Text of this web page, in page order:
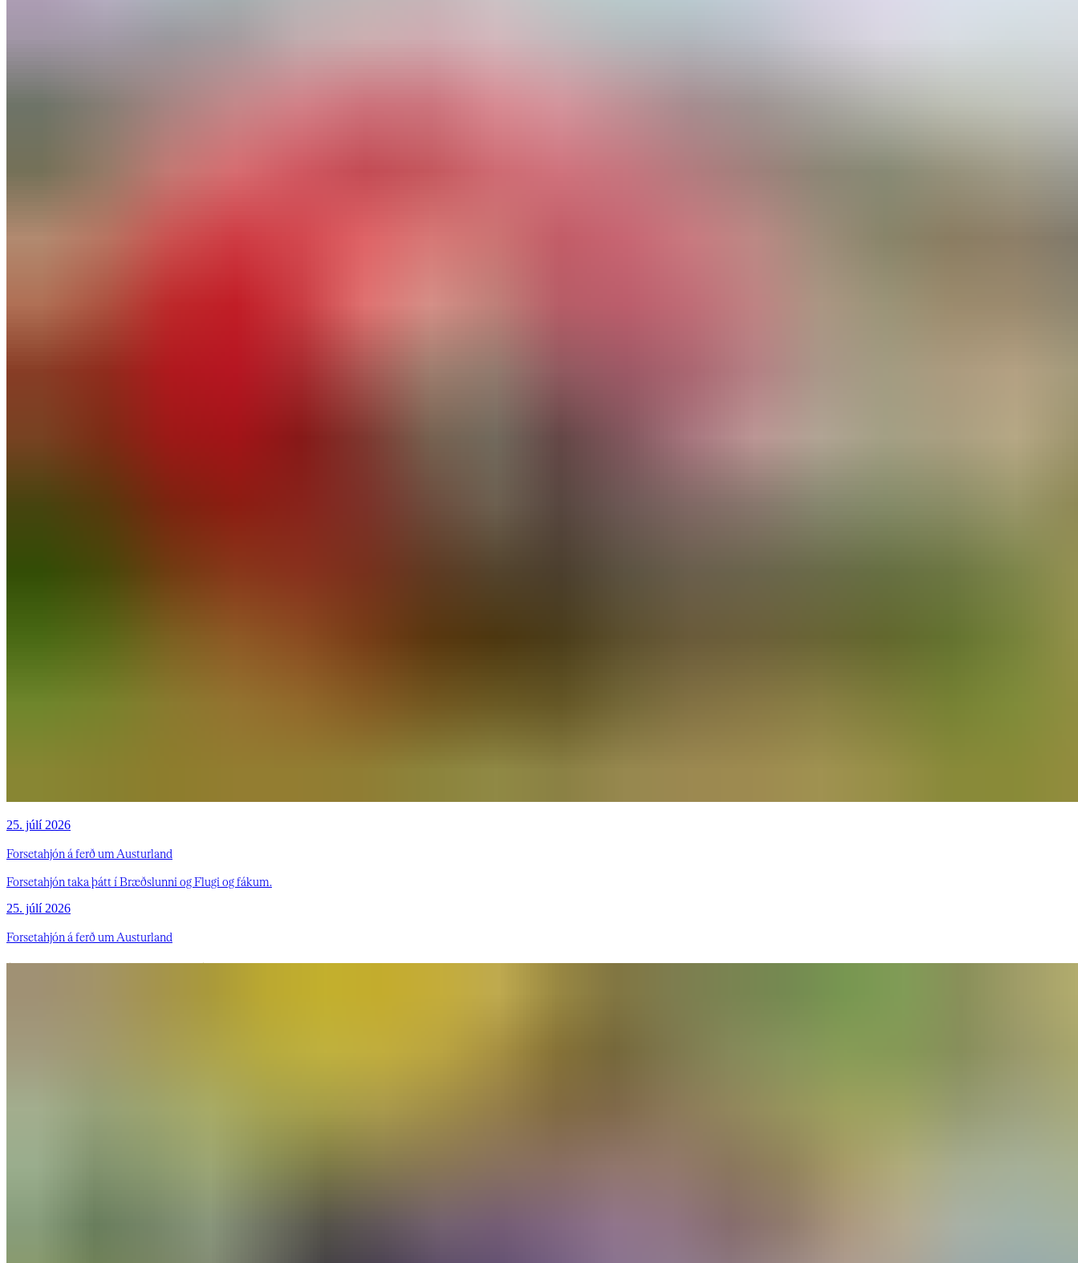
25. júlí 2026
Forsetahjón á ferð um Austurland
Forsetahjón taka þátt í Bræðslunni og Flugi og fákum.
25. júlí 2026
Forsetahjón á ferð um Austurland